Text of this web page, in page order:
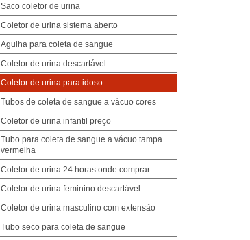
Saco coletor de urina
Coletor de urina sistema aberto
Agulha para coleta de sangue
Coletor de urina descartável
Coletor de urina para idoso
Tubos de coleta de sangue a vácuo cores
Coletor de urina infantil preço
Tubo para coleta de sangue a vácuo tampa
vermelha
Coletor de urina 24 horas onde comprar
Coletor de urina feminino descartável
Coletor de urina masculino com extensão
Tubo seco para coleta de sangue